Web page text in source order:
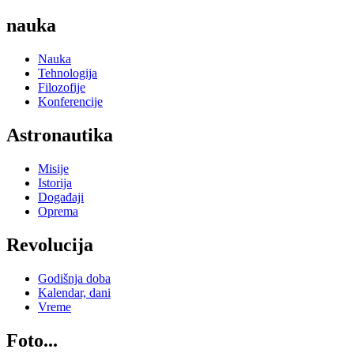
nauka
Nauka
Tehnologija
Filozofije
Konferencije
Astronautika
Misije
Istorija
Događaji
Oprema
Revolucija
Godišnja doba
Kalendar, dani
Vreme
Foto...